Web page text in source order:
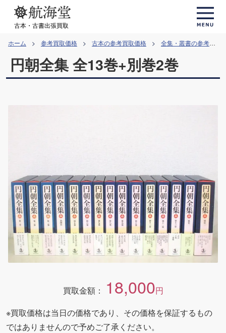
へ
古本・古書出張買取
ホーム 参考買取価格 古本の参考買取価格 全集・叢書の参考買取価格
円朝全集 全13巻+別巻2巻
買取金額： 18,000円
※買取価格は当日の価格であり、その価格を保証するもの
ではありませんので予めご了承ください。